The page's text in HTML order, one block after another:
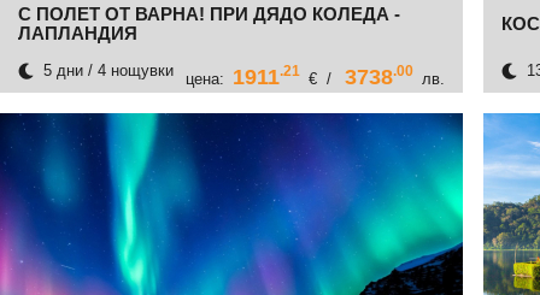
С ПОЛЕТ ОТ ВАРНА! ПРИ ДЯДО КОЛЕДА -
ЛАПЛАНДИЯ
5 дни / 4 нощувки цена: 1911 .21 € / 3738 .00 лв.